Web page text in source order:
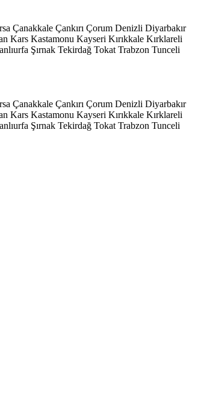
Çanakkale Çankırı Çorum Denizli Diyarbakır
Kars Kastamonu Kayseri Kırıkkale Kırklareli
Şırnak Tekirdağ Tokat Trabzon Tunceli
Çanakkale Çankırı Çorum Denizli Diyarbakır
Kars Kastamonu Kayseri Kırıkkale Kırklareli
Şırnak Tekirdağ Tokat Trabzon Tunceli